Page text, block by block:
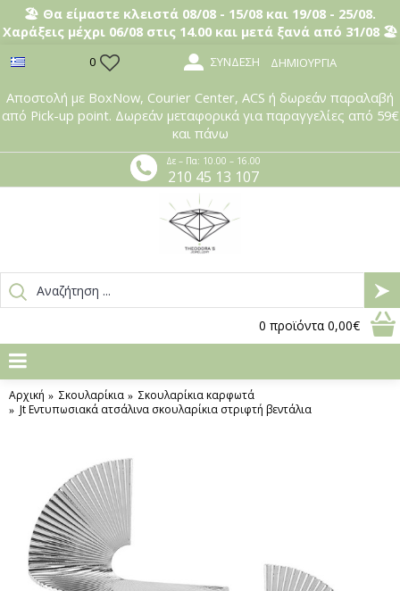
🏖️ Θα είμαστε κλειστά 08/08 - 15/08 και 19/08 - 25/08.
Χαράξεις μέχρι 06/08 στις 14.00 και μετά ξανά από 31/08 🏖️
0 ΣΎΝΔΕΣΗ ΔΗΜΙΟΥΡΓΊΑ
Αποστολή με BoxNow, Courier Center, ACS ή δωρεάν παραλαβή
από Pick-up point. Δωρεάν μεταφορικά για παραγγελίες από 59€
και πάνω
Δε – Πα: 10.00 – 16.00
210 45 13 107
0 προϊόντα 0,00€
Αρχική Σκουλαρίκια
Σκουλαρίκια καρφωτά
Jt Εντυπωσιακά ατσάλινα σκουλαρίκια στριφτή βεντάλια